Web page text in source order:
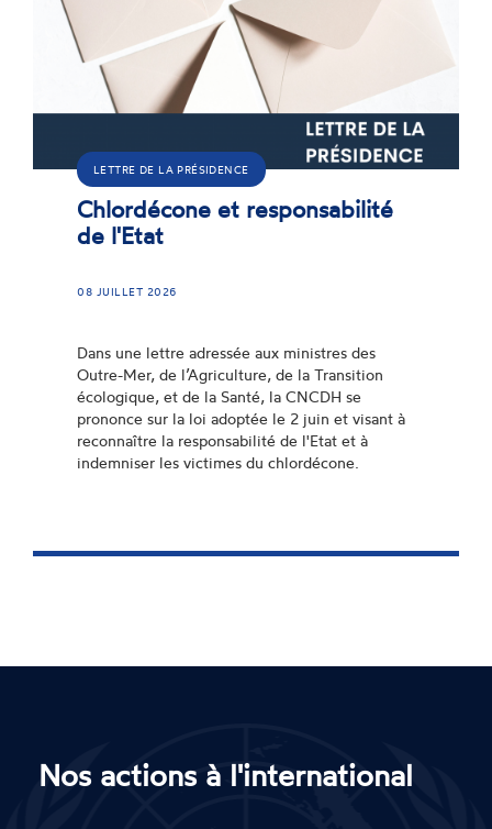
LETTRE DE LA PRÉSIDENCE
Chlordécone et responsabilité
de l'Etat
08 JUILLET 2026
Dans une lettre adressée aux ministres des
Outre-Mer, de l’Agriculture, de la Transition
écologique, et de la Santé, la CNCDH se
prononce sur la loi adoptée le 2 juin et visant à
reconnaître la responsabilité de l'Etat et à
indemniser les victimes du chlordécone.
Nos actions à l'international